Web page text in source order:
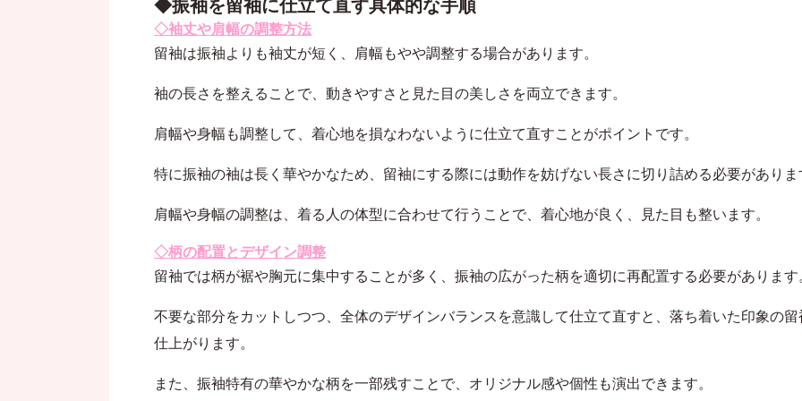
◆振袖を留袖に仕立て直す具体的な手順
◇袖丈や肩幅の調整方法
留袖は振袖よりも袖丈が短く、肩幅もやや調整する場合があります。
袖の長さを整えることで、動きやすさと見た目の美しさを両立できます。
肩幅や身幅も調整して、着心地を損なわないように仕立て直すことがポイントです。
特に振袖の袖は長く華やかなため、留袖にする際には動作を妨げない長さに切り詰める必要がありま
肩幅や身幅の調整は、着る人の体型に合わせて行うことで、着心地が良く、見た目も整います。
◇柄の配置とデザイン調整
留袖では柄が裾や胸元に集中することが多く、振袖の広がった柄を適切に再配置する必要があります
不要な部分をカットしつつ、全体のデザインバランスを意識して仕立て直すと、落ち着いた印象の留
仕上がります。
また、振袖特有の華やかな柄を一部残すことで、オリジナル感や個性も演出できます。